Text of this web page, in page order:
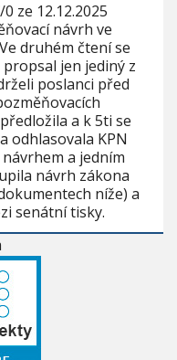
ze 12.12.2025
návrh ve
druhém čtení se
jen jediný z
poslanci před
a k 5ti se
odhlasovala KPN
a jedním
návrh zákona
níže) a
senátní tisky.